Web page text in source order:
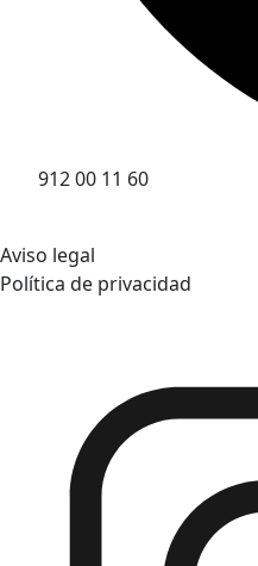
912 00 11 60
Aviso legal
Política de privacidad